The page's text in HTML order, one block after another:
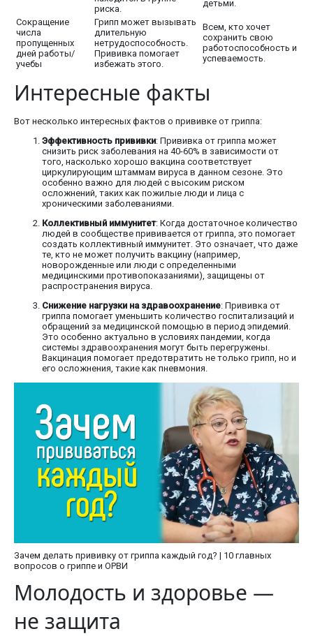
риска.
детьми.
Сокращение
числа
пропущенных
дней работы/
учебы
Грипп может вызывать
длительную
нетрудоспособность.
Прививка помогает
избежать этого.
Всем, кто хочет
сохранить свою
работоспособность и
успеваемость.
Интересные факты
Вот несколько интересных фактов о прививке от гриппа:
Эффективность прививки: Прививка от гриппа может
снизить риск заболевания на 40-60% в зависимости от
того, насколько хорошо вакцина соответствует
циркулирующим штаммам вируса в данном сезоне. Это
особенно важно для людей с высоким риском
осложнений, таких как пожилые люди и лица с
хроническими заболеваниями.
Коллективный иммунитет: Когда достаточное количество
людей в сообществе прививается от гриппа, это помогает
создать коллективный иммунитет. Это означает, что даже
те, кто не может получить вакцину (например,
новорожденные или люди с определенными
медицинскими противопоказаниями), защищены от
распространения вируса.
Снижение нагрузки на здравоохранение: Прививка от
гриппа помогает уменьшить количество госпитализаций и
обращений за медицинской помощью в период эпидемий.
Это особенно актуально в условиях пандемии, когда
системы здравоохранения могут быть перегружены.
Вакцинация помогает предотвратить не только грипп, но и
его осложнения, такие как пневмония.
Зачем делать прививку от гриппа каждый год? | 10 главных
вопросов о гриппе и ОРВИ
Молодость и здоровье —
не защита